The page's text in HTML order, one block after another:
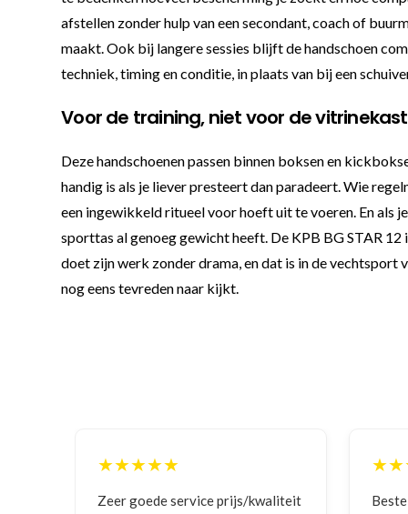
afstellen zonder hulp van een secondant, coach of
maakt. Ook bij langere sessies blijft de handschoen
techniek, timing en conditie, in plaats van bij een
Voor de training, niet voor de vitrinekast
Deze handschoenen passen binnen boksen en
handig is als je liever presteert dan paradeert. Wie
een ingewikkeld ritueel voor hoeft uit te voeren. En als
sporttas al genoeg gewicht heeft. De KPB BG STAR
doet zijn werk zonder drama, en dat is in de vechtsport
nog eens tevreden naar kijkt.
★★★★★
Bestelling gedaan vanwege